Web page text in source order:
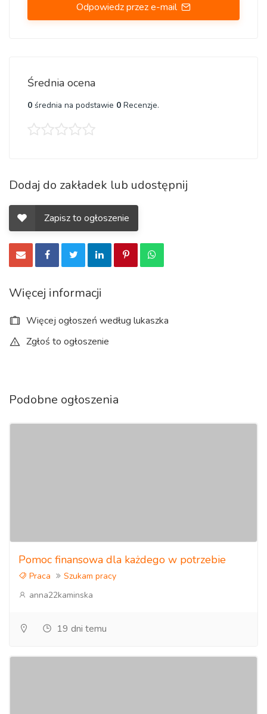
Odpowiedz przez e-mail
Średnia ocena
0 średnia na podstawie 0 Recenzje.
Dodaj do zakładek lub udostępnij
Zapisz to ogłoszenie
Więcej informacji
Więcej ogłoszeń według lukaszka
Zgłoś to ogłoszenie
Podobne ogłoszenia
Pomoc finansowa dla każdego w potrzebie
Praca
Szukam pracy
anna22kaminska
19 dni temu